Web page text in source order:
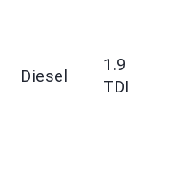
Diesel
1.9
TDI